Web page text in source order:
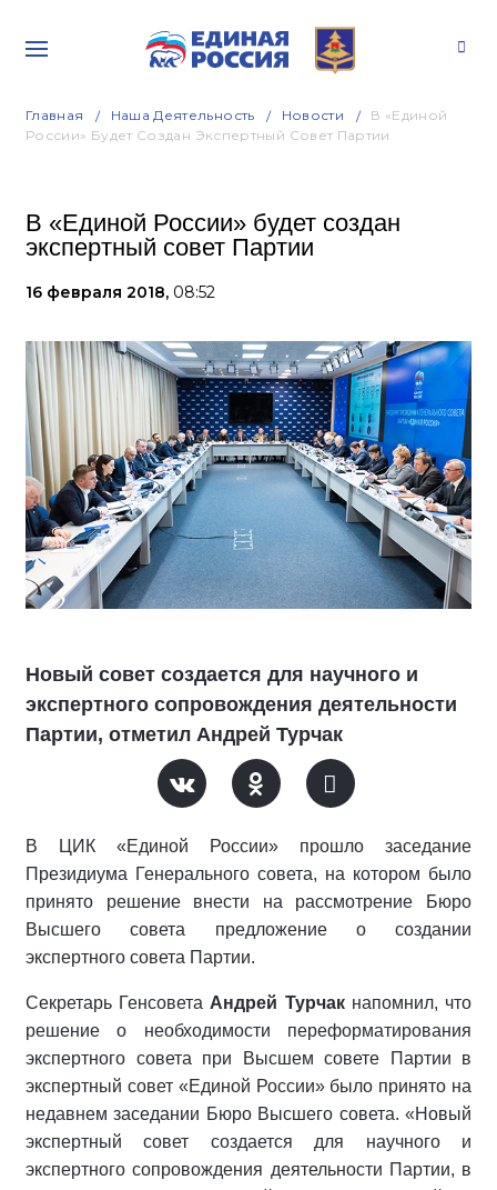
Главная Наша Деятельность Новости
В «Единой
России» Будет Создан Экспертный Совет Партии
В «Единой России» будет создан
экспертный совет Партии
16 февраля 2018, 08:52
Новый совет создается для научного и
экспертного сопровождения деятельности
Партии, отметил Андрей Турчак
В ЦИК «Единой России» прошло заседание
Президиума Генерального совета, на котором было
принято решение внести на рассмотрение Бюро
Высшего совета предложение о создании
экспертного совета Партии.
Секретарь Генсовета Андрей Турчак напомнил, что
решение о необходимости переформатирования
экспертного совета при Высшем совете Партии в
экспертный совет «Единой России» было принято на
недавнем заседании Бюро Высшего совета. «Новый
экспертный совет создается для научного и
экспертного сопровождения деятельности Партии, в